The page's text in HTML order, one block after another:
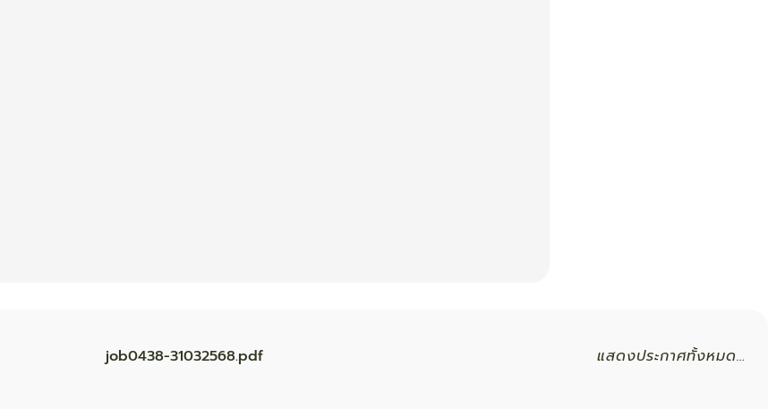
job0438-31032568.pdf แสดงประกาศทั้งหมด…